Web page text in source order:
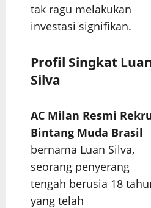
tak ragu melakukan
investasi signifikan.
Profil Singkat
Silva
AC Milan Resmi
Bintang Muda Brasil
bernama Luan Silva,
seorang penyerang
tengah berusia 18
yang telah